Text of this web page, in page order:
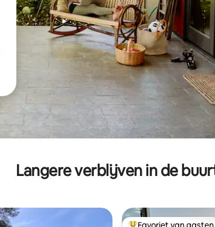
Langere verblijven in de